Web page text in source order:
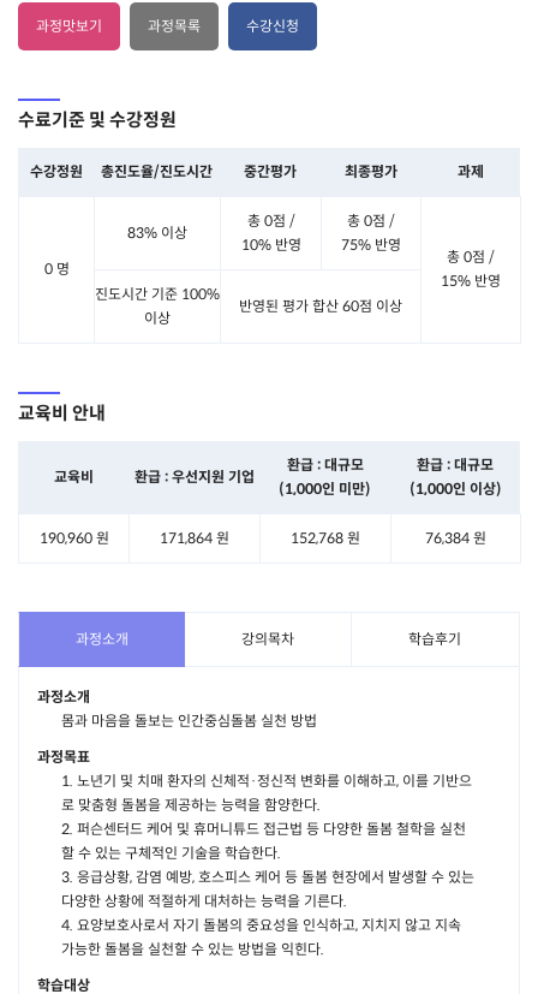
과정맛보기 과정목록 수강신청
수료기준 및 수강정원
수강정원 총진도율/진도시간 중간평가 최종평가 과제
0 명
83% 이상
총 0점 /
10% 반영
총 0점 /
75% 반영
총 0점 /
15% 반영
진도시간 기준 100%
이상
반영된 평가 합산 60점 이상
교육비 안내
교육비 환급 : 우선지원 기업
환급 : 대규모
(1,000인 미만)
환급 : 대규모
(1,000인 이상)
190,960 원 171,864 원 152,768 원 76,384 원
과정소개 강의목차 학습후기
과정소개
몸과 마음을 돌보는 인간중심돌봄 실천 방법
과정목표
1. 노년기 및 치매 환자의 신체적·정신적 변화를 이해하고, 이를 기반으
로 맞춤형 돌봄을 제공하는 능력을 함양한다.
2. 퍼슨센터드 케어 및 휴머니튜드 접근법 등 다양한 돌봄 철학을 실천
할 수 있는 구체적인 기술을 학습한다.
3. 응급상황, 감염 예방, 호스피스 케어 등 돌봄 현장에서 발생할 수 있는
다양한 상황에 적절하게 대처하는 능력을 기른다.
4. 요양보호사로서 자기 돌봄의 중요성을 인식하고, 지치지 않고 지속
가능한 돌봄을 실천할 수 있는 방법을 익힌다.
학습대상